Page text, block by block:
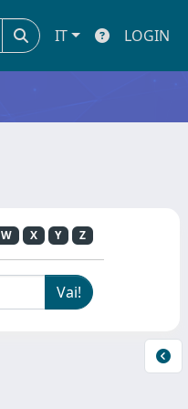
IT LOGIN
W X Y Z